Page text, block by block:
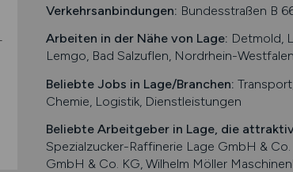
Verkehrsanbindungen: Bundesstraßen B
Arbeiten in der Nähe von Lage: Detmold,
Lemgo, Bad Salzuflen, Nordrhein-Westfalen
Beliebte Jobs in Lage/Branchen:
Chemie, Logistik, Dienstleistungen
Beliebte Arbeitgeber in Lage, die
Spezialzucker-Raffinerie Lage GmbH &
GmbH & Co. KG, Wilhelm Möller